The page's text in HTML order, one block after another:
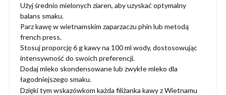
Użyj średnio mielonych ziaren, aby uzyskać optymalny
balans smaku.
Parz kawę w wietnamskim zaparzaczu phin lub metodą
french press.
Stosuj proporcję 6 g kawy na 100 ml wody, dostosowując
intensywność do swoich preferencji.
Dodaj mleko skondensowane lub zwykłe mleko dla
łagodniejszego smaku.
Dzięki tym wskazówkom każda filiżanka kawy z Wietnamu